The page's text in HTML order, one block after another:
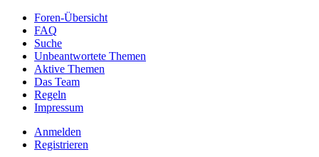
Foren-Übersicht
FAQ
Suche
Unbeantwortete Themen
Aktive Themen
Das Team
Regeln
Impressum
Anmelden
Registrieren